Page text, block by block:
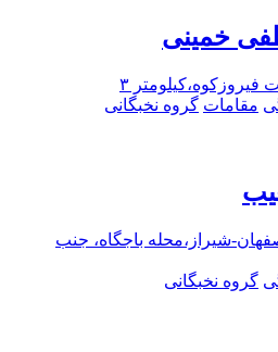
خمینی
فیروزکوه،کیلومتر ۳
مقامات گروه نخبگانی
اصفهان-شیراز،محله باجگاه، جنب
گروه نخبگانی